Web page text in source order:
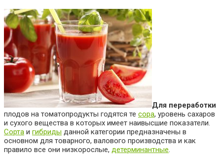
Для переработки
плодов на томатопродукты годятся те сора, уровень сахаров
и сухого вещества в которых имеет наивысшие показатели.
Сорта и гибриды данной категории предназначены в
основном для товарного, валового производства и как
правило все они низкорослые, детерминантные.